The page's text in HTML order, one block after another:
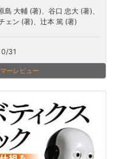
大輔 (著)、谷口 忠大 (著)、
ェン (著)、辻本 篤 (著)
31
ーレビュー